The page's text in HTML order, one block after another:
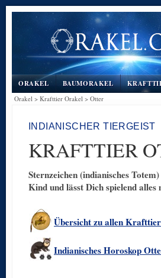
ORAKEL BAUMORAKEL
Orakel > Krafttier Orakel > Otter
INDIANISCHER TIERGEIST
KRAFTTIER
Sternzeichen (indianisches
Kind und lässt Dich spielend alles
Übersicht zu allen
Indianisches Horoskop